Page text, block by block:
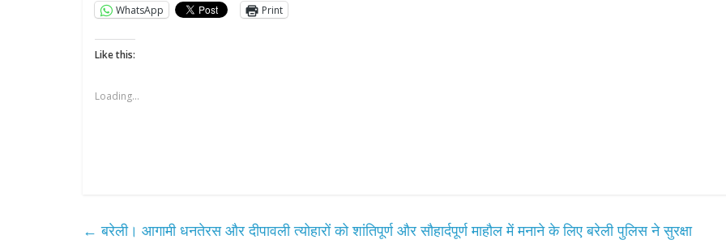
WhatsApp Print
Like this:
Loading...
← बरेली। आगामी धनतेरस और दीपावली त्योहारों को शांतिपूर्ण और सौहार्दपूर्ण माहौल में मनाने के लिए बरेली पुलिस ने सुरक्षा